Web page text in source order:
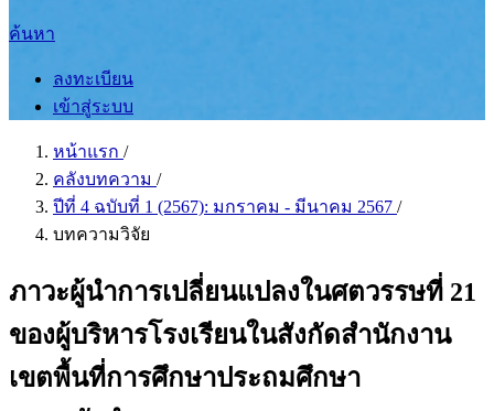
ค้นหา
ลงทะเบียน
เข้าสู่ระบบ
หน้าแรก /
คลังบทความ /
ปีที่ 4 ฉบับที่ 1 (2567): มกราคม - มีนาคม 2567 /
บทความวิจัย
ภาวะผู้นำการเปลี่ยนแปลงในศตวรรษที่ 21
ของผู้บริหารโรงเรียนในสังกัดสำนักงาน
เขตพื้นที่การศึกษาประถมศึกษา